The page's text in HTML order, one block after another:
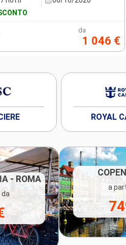
da
1 046 €
ROYAL
- ROMA
a